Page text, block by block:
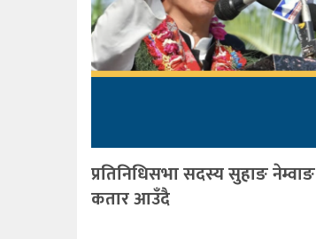
प्रतिनिधिसभा सदस्य सुहाङ नेम्वाङ
कतार आउँदै